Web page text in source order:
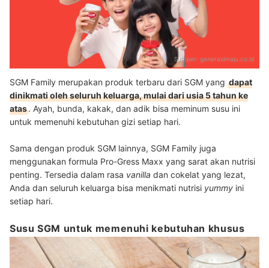
Sumber: generasimaju.co.id
SGM Family merupakan produk terbaru dari SGM yang dapat
dinikmati oleh seluruh keluarga, mulai dari usia 5 tahun ke
atas. Ayah, bunda, kakak, dan adik bisa meminum susu ini
untuk memenuhi kebutuhan gizi setiap hari.
Sama dengan produk SGM lainnya, SGM Family juga
menggunakan formula Pro-Gress Maxx yang sarat akan nutrisi
penting. Tersedia dalam rasa vanilla dan cokelat yang lezat,
Anda dan seluruh keluarga bisa menikmati nutrisi yummy ini
setiap hari.
Susu SGM untuk memenuhi kebutuhan khusus